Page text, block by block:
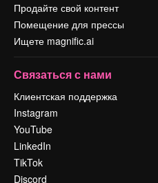
Продайте свой контент
Помещение для прессы
Ищете magnific.ai
Связаться с нами
Клиентская поддержка
Instagram
YouTube
LinkedIn
TikTok
Discord